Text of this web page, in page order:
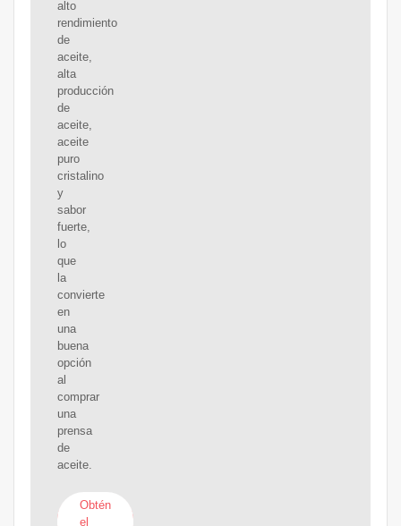
alto
rendimiento
de
aceite,
alta
producción
de
aceite,
aceite
puro
cristalino
y
sabor
fuerte,
lo
que
la
convierte
en
una
buena
opción
al
comprar
una
prensa
de
aceite.
Obtén
el